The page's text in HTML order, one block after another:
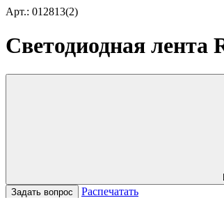
Арт.: 012813(2)
Светодиодная
Задать вопрос
Распечатать